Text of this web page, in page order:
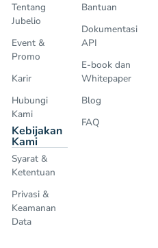
Tentang
Jubelio
Event &
Promo
Karir
Hubungi
Kami
Kebijakan
Kami
Syarat &
Ketentuan
Privasi &
Keamanan
Data
Bantuan
Dokumentasi
API
E-book dan
Whitepaper
Blog
FAQ